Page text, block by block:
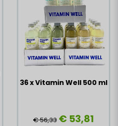
36 x Vitamin Well 500 ml
€ 56,33 € 53,81